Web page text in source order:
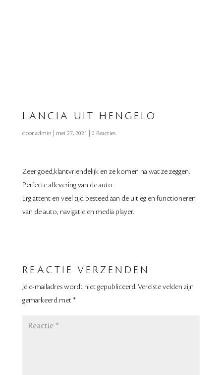
LANCIA UIT HENGELO
door admin mei 27, 2021 0 Reacties
Zeer goed,klantvriendelijk en ze komen na wat ze zeggen.
Perfecte aflevering van de auto.
Erg attent en veel tijd besteed aan de uitleg en functioneren
van de auto, navigatie en media player.
REACTIE VERZENDEN
Je e-mailadres wordt niet gepubliceerd. Vereiste velden zijn
gemarkeerd met *